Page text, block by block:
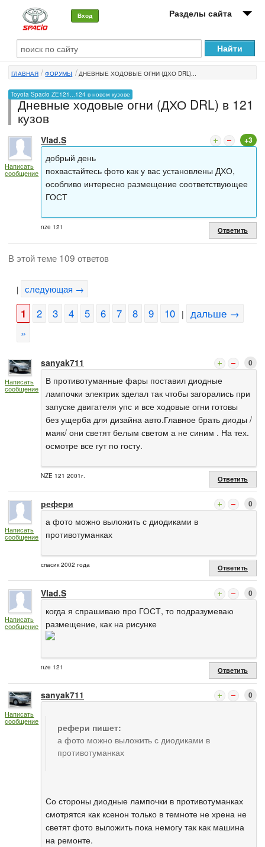
Вход Разделы сайта
О машине
Автоклуб
Форумы
Сервисы и услуги
Новости
ГЛАВНАЯ ФОРУМЫ ДНЕВНЫЕ ХОДОВЫЕ ОГНИ (ДХО DRL)...
Toyota Spacio ZE121...124 в новом кузове
Дневные ходовые огни (ДХО DRL) в 121
кузов
Написать
сообщение
Vlad.S +3
добрый день
похвастайтесь фото как у вас установлены ДХО,
особливо интересно размещение соответствующее
ГОСТ
nze 121 Ответить
В этой теме 109 ответов
| следующая →
1 2 3 4 5 6 7 8 9 10 |
дальше →
»
Написать
сообщение
sanyak711 0
В противотуманные фары поставил диодные
лампочки электрик зделал так чтобы загорались при
запуске двигателя упс и все ходовые огни готовы
без ущерба для дизайна авто.Главное брать диоды /
маяк/ они светят белым светом а не синим . На тех.
осмотре все гут по госту.
NZE 121 2001г. Ответить
Написать
сообщение
рефери 0
а фото можно выложить с диодиками в
противотуманках
спасик 2002 года Ответить
Написать
сообщение
Vlad.S 0
когда я спрашиваю про ГОСТ, то подразумеваю
размещение, как на рисунке
nze 121 Ответить
Написать
сообщение
sanyak711 0
рефери пишет:
а фото можно выложить с диодиками в
противотуманках
Со стороны диодные лампочки в противотуманках
смотрятся как ксенон только в темноте не хрена не
светят фото выложить пока немогу так как машина
на ремонте.